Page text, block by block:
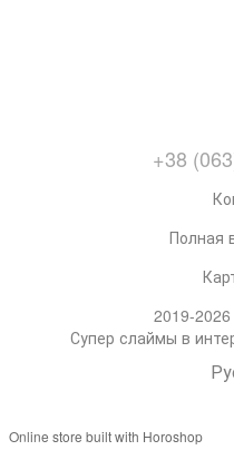
+38
Полная
2019-
Супер слаймы в
Online store built with Horoshop